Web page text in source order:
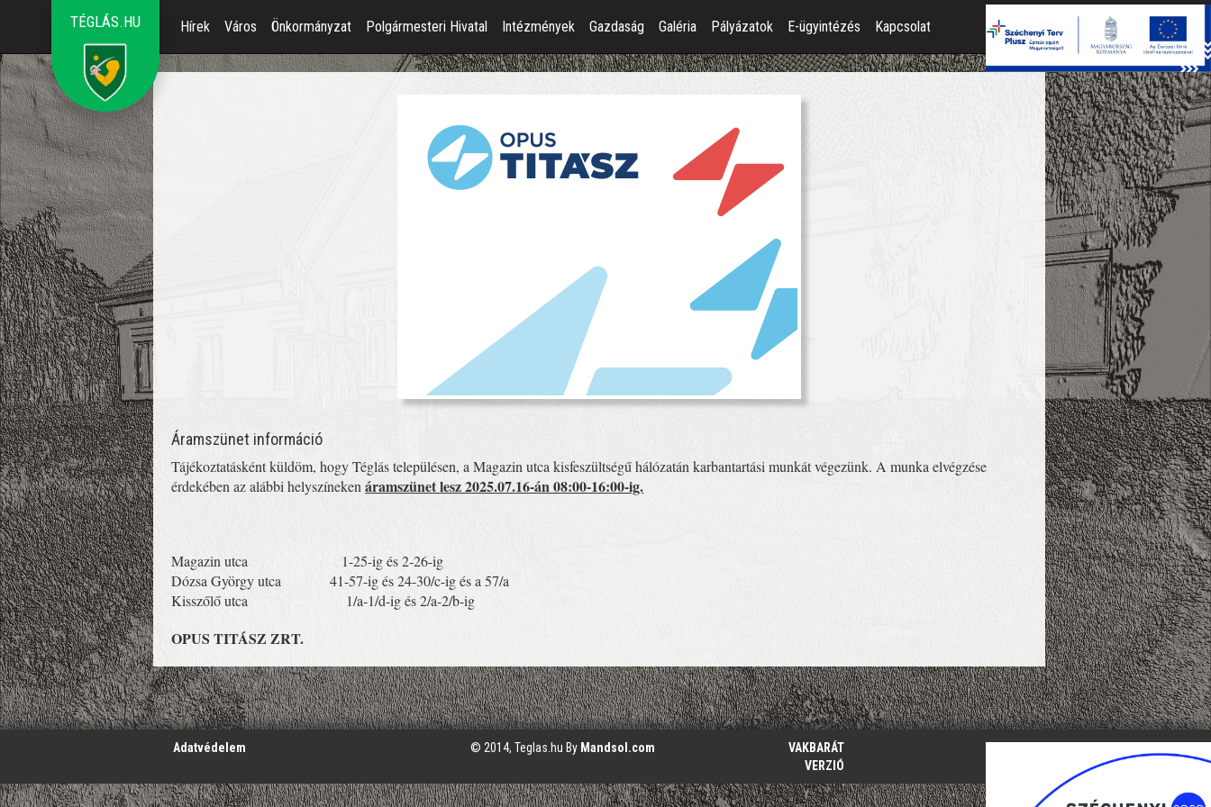
TÉGLÁS.HU Hírek Város Önkormányzat Polgármesteri Hivatal Intézmények Gazdaság Galéria Pályázatok E-ügyintézés Kapcsolat
Áramszünet információ
Tájékoztatásként küldöm, hogy Téglás településen, a Magazin utca kisfeszültségű hálózatán karbantartási munkát végezünk. A munka elvégzése
érdekében az alábbi helyszínekenáramszünet lesz 2025.07.16-án 08:00-16:00-ig.
Magazin utca 1-25-ig és 2-26-ig
Dózsa György utca 41-57-ig és 24-30/c-ig és a 57/a
Kisszőlő utca 1/a-1/d-ig és 2/a-2/b-ig
OPUS TITÁSZ ZRT.
';
Adatvédelem © 2014, Teglas.hu By Mandsol.com
VAKBARÁT
VERZIÓ